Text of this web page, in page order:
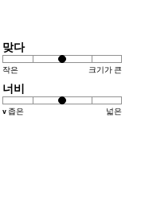
맞다
작은 크기가 큰
너비
v 좁은 넓은